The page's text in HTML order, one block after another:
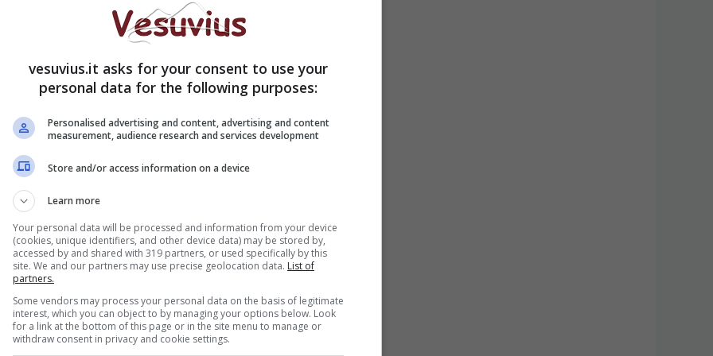
animale: la Salvando Peludos e la Alba
Animal) che hanno trovato loro una
posti pronti ad ospitarli. Anche i pulcini che
scoperta della polizia stanno morendo per le
un’indagine.
Bruxelles chiude i bar: 2300 casi al
morti: indaga la
2058215627644507
alla società che gestisce l’aeroporto.
chesi è rifiutata di farsi carico
vesuvius.it asks for your consent to use your
personal data for the following purposes:
Personalised advertising and content, advertising and content
measurement, audience research and services development
Store and/or access information on a device
Learn more
Your personal data will be processed and information from your device
(cookies, unique identifiers, and other device data) may be stored by,
accessed by and shared with 319 partners, or used specifically by this
site. We and our partners may use precise geolocation data. List of
partners.
Some vendors may process your personal data on the basis of legitimate
interest, which you can object to by managing your options below. Look
for a link at the bottom of this page or in the site menu to manage or
withdraw consent in privacy and cookie settings.